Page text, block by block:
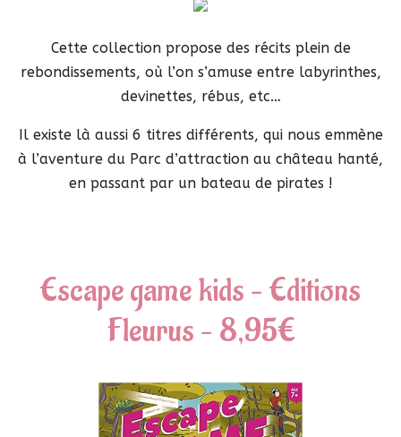
Cette collection propose des récits plein de
rebondissements, où l’on s’amuse entre labyrinthes,
devinettes, rébus, etc…
Il existe là aussi 6 titres différents, qui nous emmène
à l’aventure du Parc d’attraction au château hanté,
en passant par un bateau de pirates !
Escape game kids – Editions
Fleurus – 8,95€